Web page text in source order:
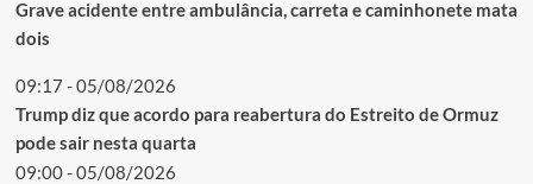
Grave acidente entre ambulância, carreta e caminhonete mata
dois
09:17 - 05/08/2026
Trump diz que acordo para reabertura do Estreito de Ormuz
pode sair nesta quarta
09:00 - 05/08/2026